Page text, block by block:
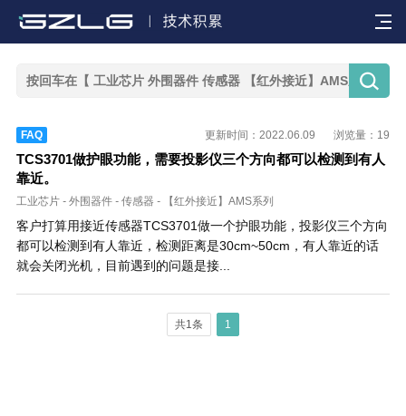


FAQ 浏览量：19
更新时间：2022.06.09
TCS3701做护眼功能，需要投影仪三个方向都可以检测到有人
靠近。
工业芯片 - 外围器件 - 传感器 - 【红外接近】AMS系列
客户打算用接近传感器TCS3701做一个护眼功能，投影仪三个方向
都可以检测到有人靠近，检测距离是30cm~50cm，有人靠近的话
就会关闭光机，目前遇到的问题是接...
共1条 1